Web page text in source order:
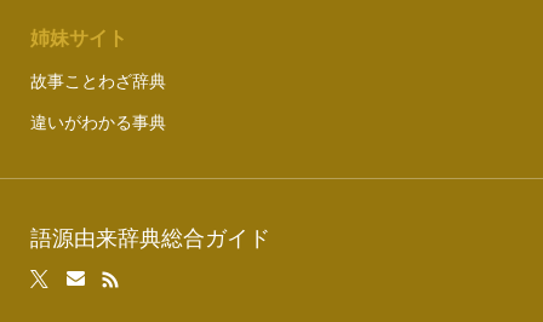
姉妹サイト
故事ことわざ辞典
違いがわかる事典
語源由来辞典総合ガイド